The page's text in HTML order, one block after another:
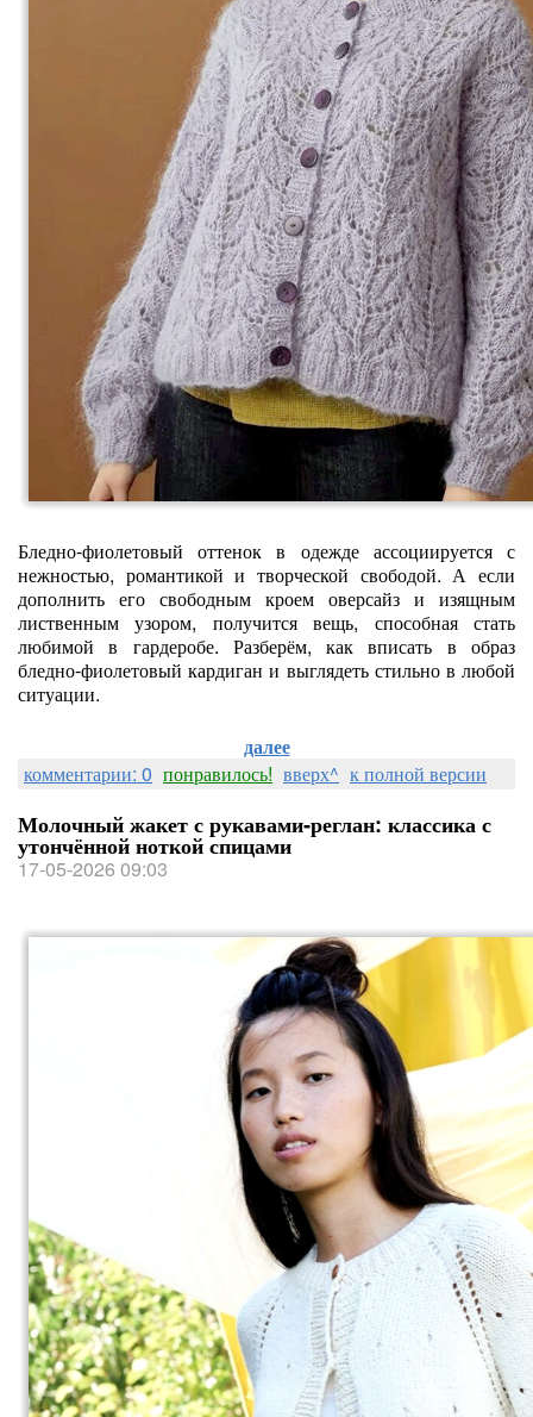
Бледно‑фиолетовый оттенок в одежде ассоциируется с
нежностью, романтикой и творческой свободой. А если
дополнить его свободным кроем оверсайз и изящным
лиственным узором, получится вещь, способная стать
любимой в гардеробе. Разберём, как вписать в образ
бледно‑фиолетовый кардиган и выглядеть стильно в любой
ситуации.
далее
комментарии: 0 понравилось! вверх^ к полной версии
Молочный жакет с рукавами‑реглан: классика с
утончённой ноткой спицами
17-05-2026 09:03